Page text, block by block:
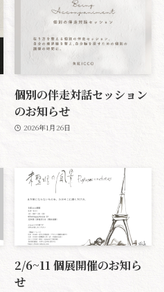
個別の伴走対話セッション
のお知らせ
2026年1月26日
2/6~11 個展開催のお知ら
せ